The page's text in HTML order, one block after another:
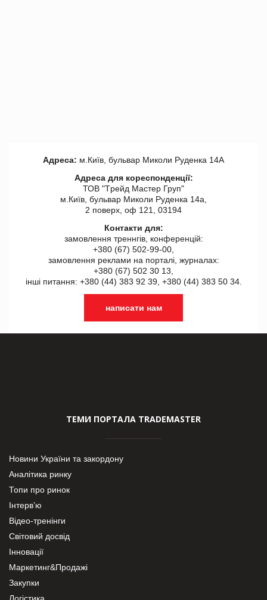
Адреса: м.Київ, бульвар Миколи Руденка 14А
Адреса для кореспонденції:
ТОВ "Tрейд Мастер Груп"
м.Київ, бульвар Миколи Руденка 14а,
2 поверх, оф 121, 03194
Контакти для:
замовлення треннгів, конференцій:
+380 (67) 502-99-00,
замовлення реклами на порталі, журналах:
+380 (67) 502 30 13,
інші питання: +380 (44) 383 92 39, +380 (44) 383 50 34.
написати нам
ТЕМИ ПОРТАЛА TRADEMASTER
Новини України та закордону
Аналітика ринку
Топи про ринок
Інтерв’ю
Відео-тренінги
Світовий досвід
Інновації
Маркетинг&Продажі
Закупки